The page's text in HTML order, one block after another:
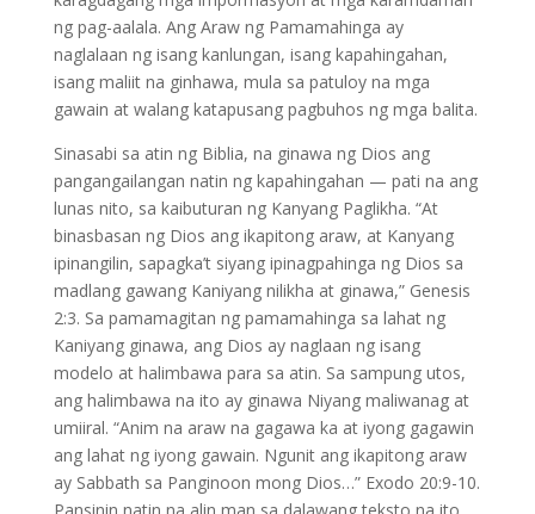
ng pag-aalala. Ang Araw ng Pamamahinga ay
naglalaan ng isang kanlungan, isang kapahingahan,
isang maliit na ginhawa, mula sa patuloy na mga
gawain at walang katapusang pagbuhos ng mga balita.
Sinasabi sa atin ng Biblia, na ginawa ng Dios ang
pangangailangan natin ng kapahingahan — pati na ang
lunas nito, sa kaibuturan ng Kanyang Paglikha. “At
binasbasan ng Dios ang ikapitong araw, at Kanyang
ipinangilin, sapagka’t siyang ipinagpahinga ng Dios sa
madlang gawang Kaniyang nilikha at ginawa,” Genesis
2:3. Sa pamamagitan ng pamamahinga sa lahat ng
Kaniyang ginawa, ang Dios ay naglaan ng isang
modelo at halimbawa para sa atin. Sa sampung utos,
ang halimbawa na ito ay ginawa Niyang maliwanag at
umiiral. “Anim na araw na gagawa ka at iyong gagawin
ang lahat ng iyong gawain. Ngunit ang ikapitong araw
ay Sabbath sa Panginoon mong Dios…” Exodo 20:9-10.